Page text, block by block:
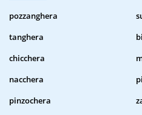
pozzanghera
tanghera
chicchera
nacchera
pinzochera